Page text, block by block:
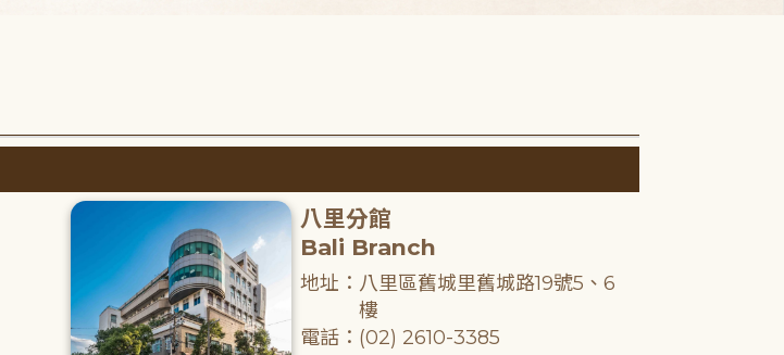
八里分館
Bali Branch
地址：八里區舊城里舊城路19號5、6
樓
電話：(02) 2610-3385